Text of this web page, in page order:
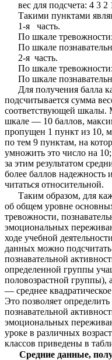
вес для подсчета: 4 3 2
Такими пунктами
1-я часть.
По шкале
По шкале
2-я часть.
По шкале
По шкале
Для получения балла
подсчитывается сумма
соответствующей шкалы.
шкале — 10 баллов,
пропущен 1 пункт из 10,
по тем 9 пунктам, на
умножить это число на
за этим результатом
более баллов надежность
читаться относительной.
Таким образом, для
об общем уровне
тревожности,
эмоциональных
ходе учебной
данных можно
познавательной
определенной группы
половозрастной группы),
— среднее
Это позволяет
познавательной
эмоциональных
уроке в различных
классов приведены в
Средние данные,